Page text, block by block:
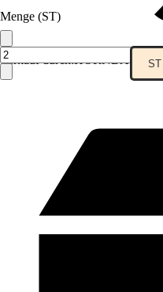
Verkauf durch:HORNBACH
Menge (ST)
ST